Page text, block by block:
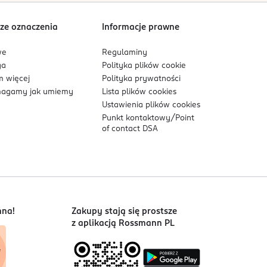
Sortowanie wgdata: od najnowszej
oznaczenia
więcej
jak umiemy
Informacje prawne
Regulaminy
Polityka plikówcookie
Polityka prywatności
Lista plikówcookies
Ustawienia plikówcookies
Punkt kontaktowy/ Point
of contact DSA
Zakupy stają się prostsze
z aplikacją Rossmann PL